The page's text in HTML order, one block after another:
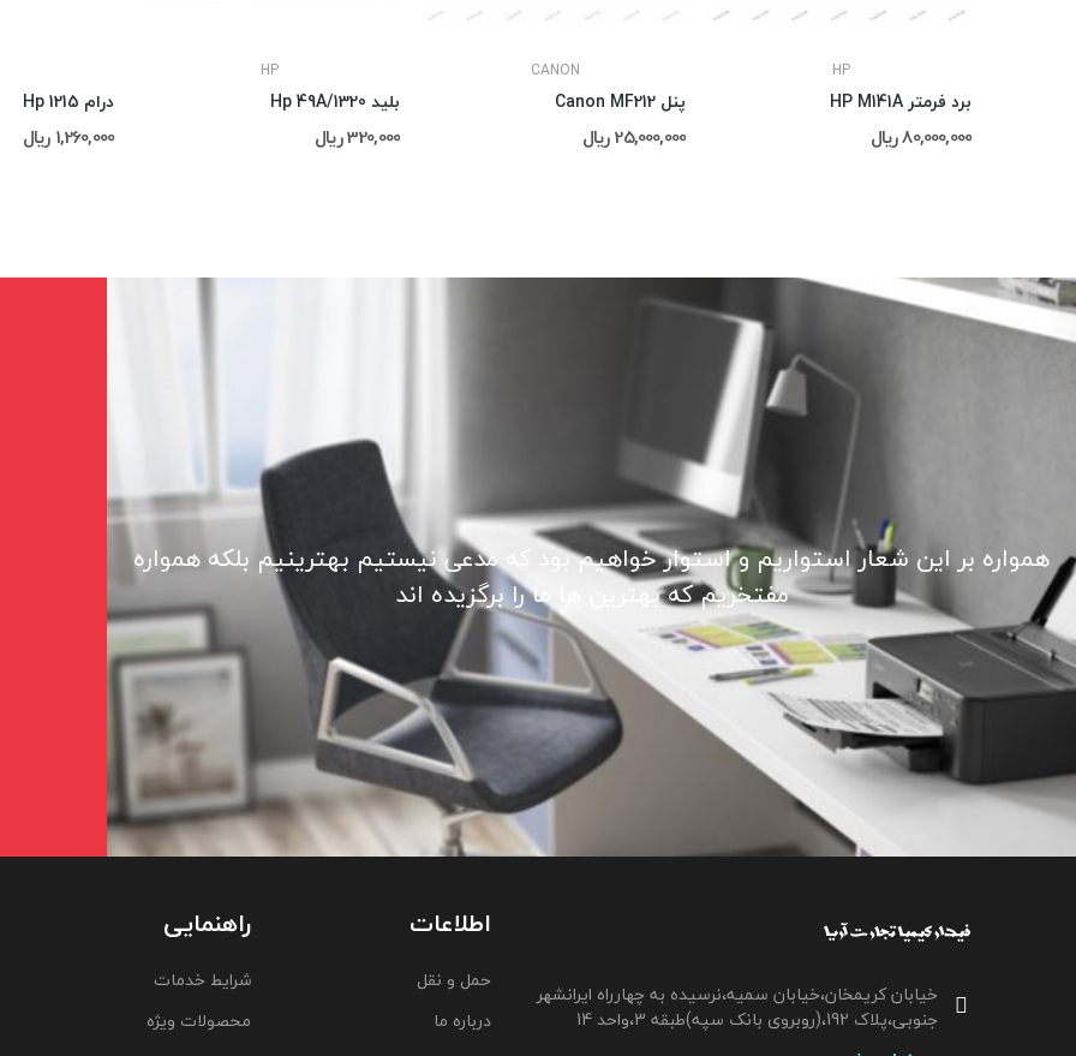
درام Hp 1215
1,260,000 ریال
HP
بلید Hp 49A/1320
320,000 ریال
CANON
پنل Canon MF212
25,000,000 ریال
HP
برد فرمتر HP M141A
80,000,000 ریال
همواره بر این شعار استواریم و استوار خواهیم بود که مدعی نیستیم بهترینیم بلکه همواره
مفتخریم که بهترین ها ما را برگزیده اند
خیابان کریمخان،خیابان سمیه،نرسیده به چهارراه ایرانشهر
جنوبی،پلاک 192،(روبروی بانک سپه)طبقه 3،واحد 14
اطلاعات
حمل و نقل
درباره ما
راهنمایی
شرایط خدمات
محصولات ویژه